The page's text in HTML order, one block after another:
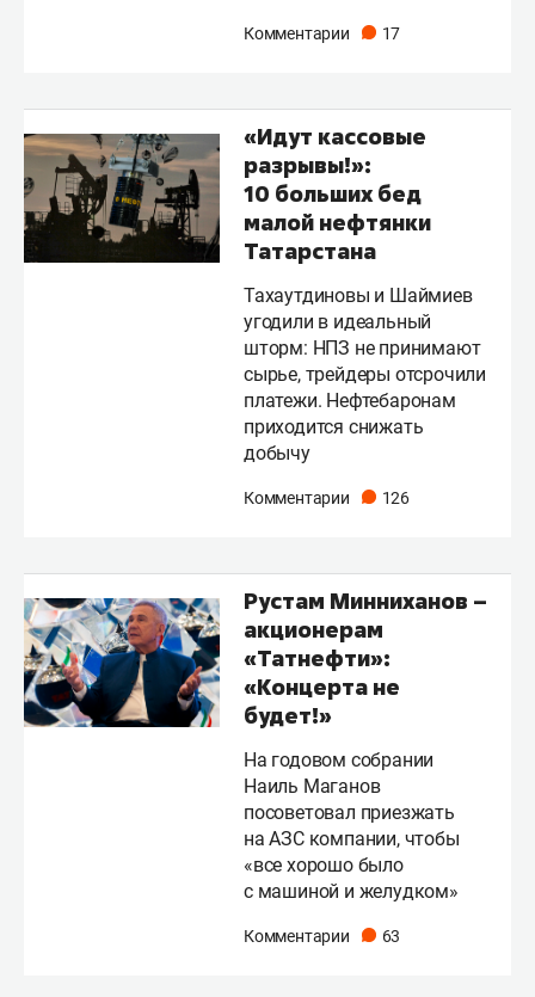
Комментарии 17
«Идут кассовые
разрывы!»:
10 больших бед
малой нефтянки
Татарстана
Тахаутдиновы и Шаймиев
угодили в идеальный
шторм: НПЗ не принимают
сырье, трейдеры отсрочили
платежи. Нефтебаронам
приходится снижать
добычу
Комментарии 126
Рустам Минниханов –
акционерам
«Татнефти»:
«Концерта не
будет!»
На годовом собрании
Наиль Маганов
посоветовал приезжать
на АЗС компании, чтобы
«все хорошо было
с машиной и желудком»
Комментарии 63